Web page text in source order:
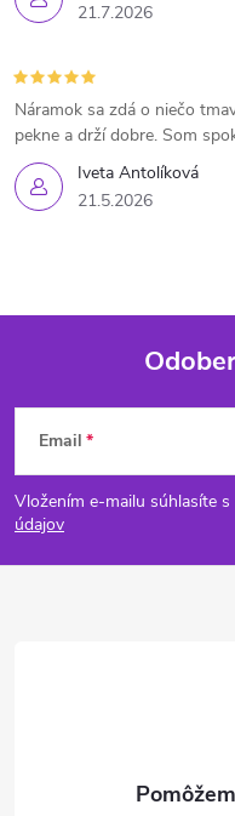
21.7.2026
Iveta Antolíková
21.5.2026
Náramok sa zdá o niečo
pekne a drží dobre. Som
Z
á
p
Email
Vložením e-mailu súhlasíte s
údajov